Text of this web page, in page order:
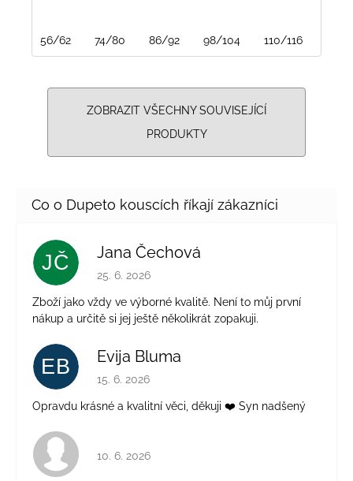
56/62 74/80 86/92 98/104 110/116
ZOBRAZIT VŠECHNY SOUVISEJÍCÍ
PRODUKTY
JČ Jana Čechová
Hodnocení obchodu je 5 z 5 hvězdiček.
25. 6. 2026
Zboží jako vždy ve výborné kvalitě. Není to můj první
nákup a určitě si jej ještě několikrát zopakuji.
EB Evija Bluma
Hodnocení obchodu je 5 z 5 hvězdiček.
15. 6. 2026
Opravdu krásné a kvalitní věci, děkuji ❤️ Syn nadšený
Hodnocení obchodu je 4 z 5 hvězdiček.
10. 6. 2026